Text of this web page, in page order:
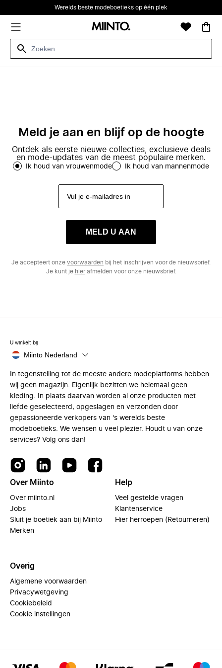
Werelds beste modeboetieks op één plek
Meld je aan en blijf op de hoogte
Ontdek als eerste nieuwe collecties, exclusieve deals
en mode-updates van de meest populaire merken.
Ik houd van vrouwenmode Ik houd van mannenmode
MELD U AAN
Je accepteert onze voorwaarden bij het inschrijven voor de nieuwsbrief.
Je kunt je hierafmelden voor onze nieuwsbrief.
U winkelt bij
Miinto Nederland
In tegenstelling tot de meeste andere modeplatforms hebben
wij geen magazijn. Eigenlijk bezitten we helemaal geen
kleding. In plaats daarvan worden al onze producten met
liefde geselecteerd, opgeslagen en verzonden door
gepassioneerde verkopers van 's werelds beste
modeboetieks. We wensen u veel plezier. Houdt u van onze
services? Volg ons dan!
Over Miinto
Over miinto.nl
Jobs
Sluit je boetiek aan bij Miinto
Merken
Help
Veel gestelde vragen
Klantenservice
Hier herroepen (Retourneren)
Overig
Algemene voorwaarden
Privacywetgeving
Cookiebeleid
Cookie instellingen